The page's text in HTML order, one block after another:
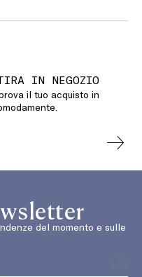
IN NEGOZIO
il tuo acquisto in
del momento e sulle